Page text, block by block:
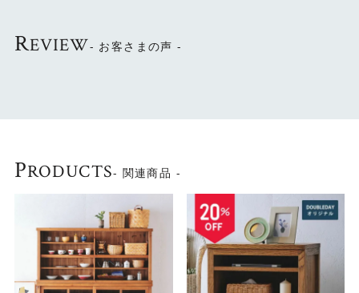
REVIEW- お客さまの声 -
PRODUCTS- 関連商品 -